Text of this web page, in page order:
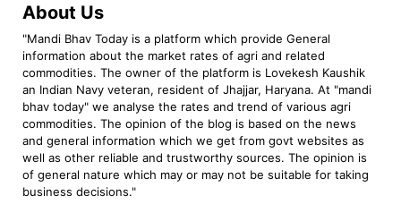
About Us
"Mandi Bhav Today is a platform which provide General
information about the market rates of agri and related
commodities. The owner of the platform is Lovekesh Kaushik
an Indian Navy veteran, resident of Jhajjar, Haryana. At "mandi
bhav today" we analyse the rates and trend of various agri
commodities. The opinion of the blog is based on the news
and general information which we get from govt websites as
well as other reliable and trustworthy sources. The opinion is
of general nature which may or may not be suitable for taking
business decisions."